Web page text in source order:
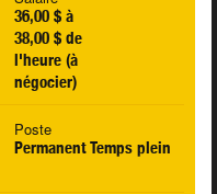
36,00 $ à
38,00 $ de
l'heure (à
négocier)
Poste
Permanent Temps plein